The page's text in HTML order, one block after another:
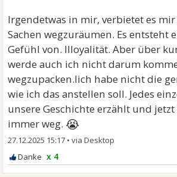
Irgendetwas in mir, verbietet es
Sachen wegzuräumen. Es entsteht
Gefühl von. Illoyalität. Aber über
werde auch ich nicht darum
wegzupacken.Iich habe nicht die
wie ich das anstellen soll. Jedes
unsere Geschichte erzählt und
immer weg. 😭
27.12.2025 15:17 •
x 4